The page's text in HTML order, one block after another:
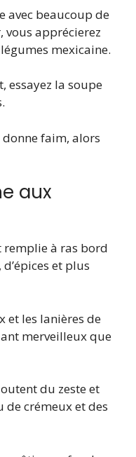
avec beaucoup de
vous apprécierez
mexicaine.
essayez la soupe
faim, alors
aux
remplie à ras bord
et plus
et les lanières de
merveilleux que
du zeste et
de crémeux et des